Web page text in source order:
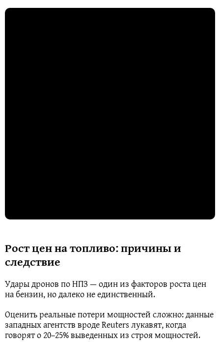
Рост цен на топливо: причины и
следствие
Удары дронов по НПЗ — один из факторов роста цен
на бензин, но далеко не единственный.
Оценить реальные потери мощностей сложно: данные
западных агентств вроде Reuters лукавят, когда
говорят о 20–25% выведенных из строя мощностей.